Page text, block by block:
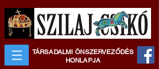
TÁRSADALMI ÖNSZERVEZŐDÉS
HONLAPJA